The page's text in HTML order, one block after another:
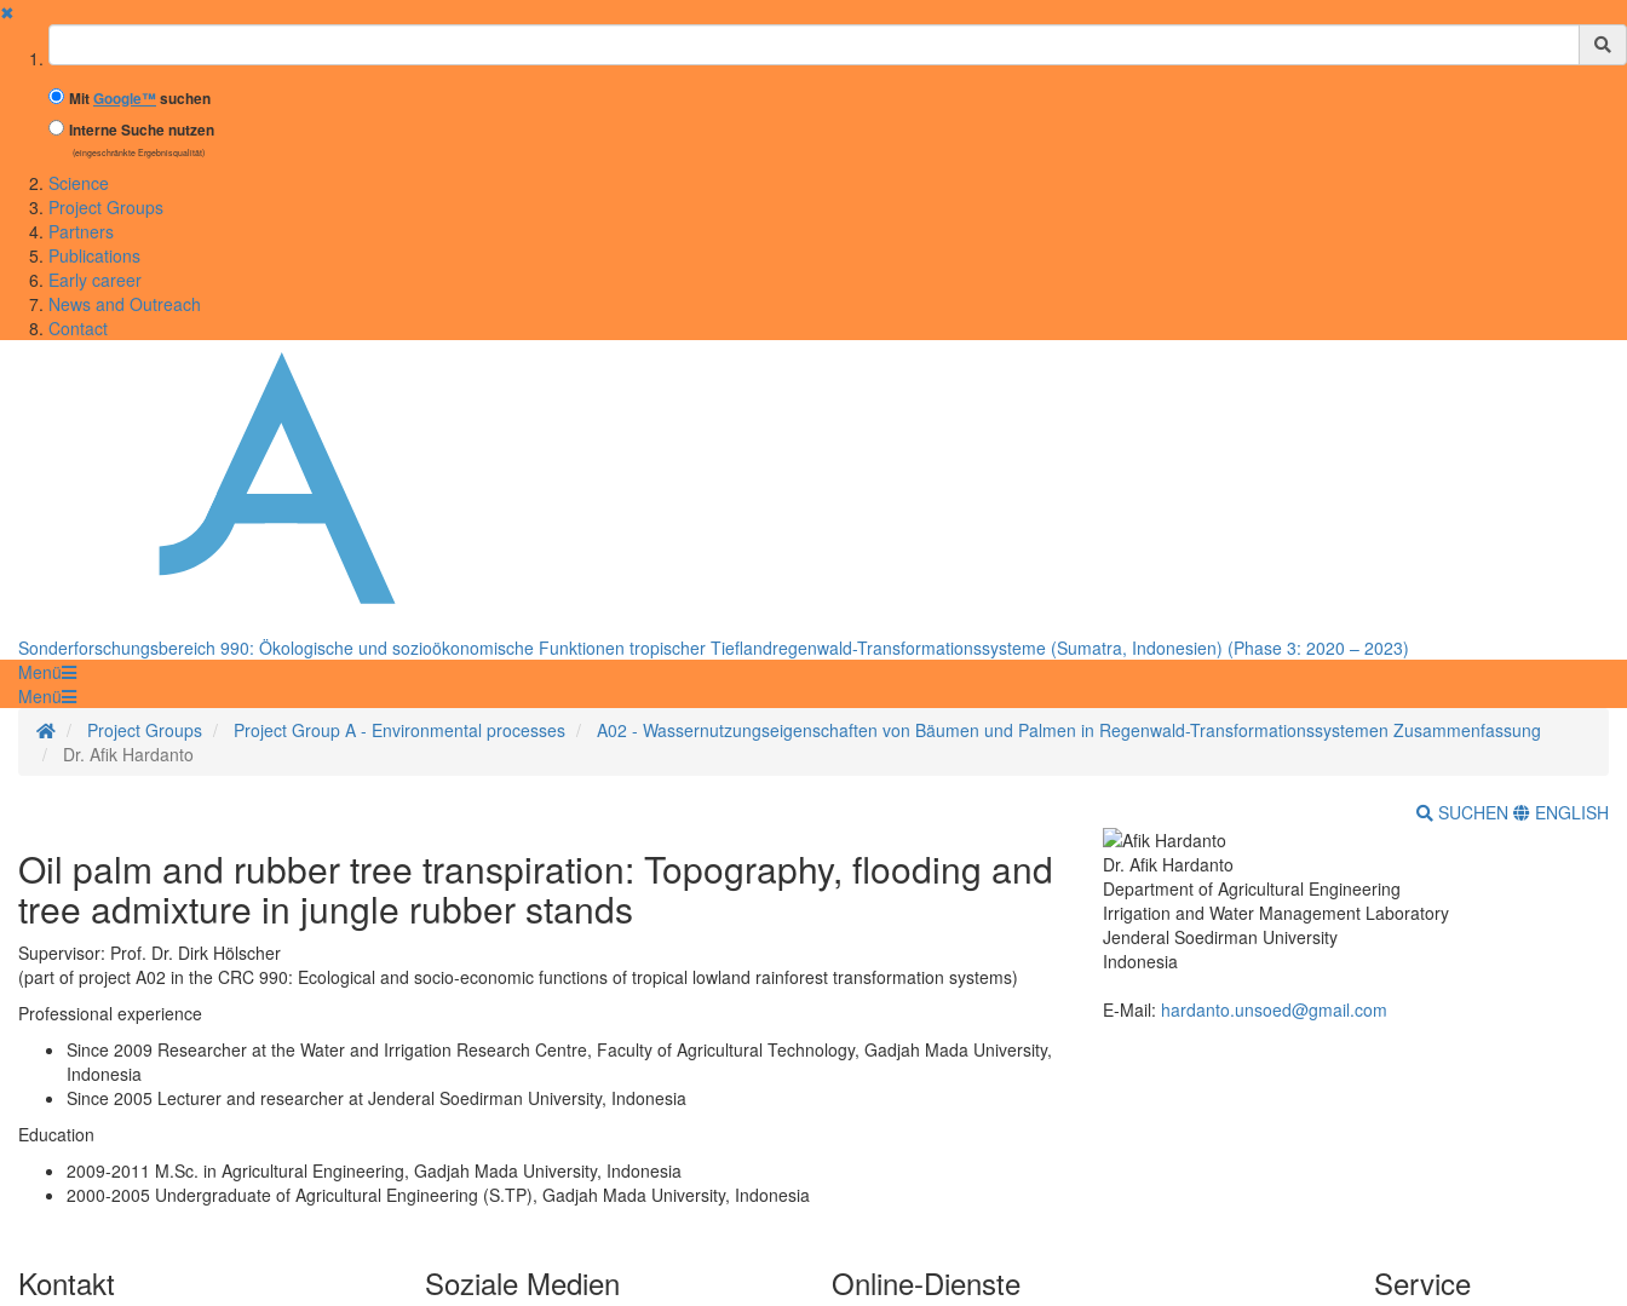
✖
Suchbegriff
MitGoogle™suchen
Interne Suche nutzen
(eingeschränkte Ergebnisqualität)
Science
Project Groups
Partners
Publications
Early career
News and Outreach
Contact
Sonderforschungsbereich 990: Ökologische und sozioökonomische Funktionen tropischer Tieflandregenwald-Transformationssysteme (Sumatra, Indonesien) (Phase 3: 2020 – 2023)
Menü
Menü
StartseiteProject Groups Project Group A - Environmental processes
A02 - Wassernutzungseigenschaften von Bäumen und Palmen in Regenwald-Transformationssystemen Zusammenfassung
Dr. Afik Hardanto
SUCHEN ENGLISH
Oil palm and rubber tree transpiration: Topography, flooding and
tree admixture in jungle rubber stands
Supervisor: Prof. Dr. Dirk Hölscher
(part of project A02 in the CRC 990: Ecological and socio-economic functions of tropical lowland rainforest transformation systems)
Professional experience
Since 2009 Researcher at the Water and Irrigation Research Centre, Faculty of Agricultural Technology, Gadjah Mada University,
Indonesia
Since 2005 Lecturer and researcher at Jenderal Soedirman University, Indonesia
Education
2009-2011 M.Sc. in Agricultural Engineering, Gadjah Mada University, Indonesia
2000-2005 Undergraduate of Agricultural Engineering (S.TP), Gadjah Mada University, Indonesia
Dr. Afik Hardanto
Department of Agricultural Engineering
Irrigation and Water Management Laboratory
Jenderal Soedirman University
Indonesia
E-Mail: hardanto.unsoed@gmail.com
Kontakt Soziale Medien Online-Dienste Service